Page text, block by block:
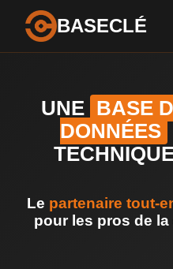
BASECLÉ
UNE BASE
DONNÉES
Le partenaire tout-
pour les pros de la